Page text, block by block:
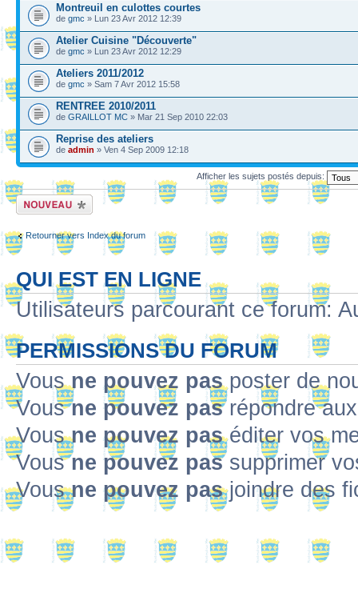
Montreuil en culottes courtes
de gmc » Lun 23 Avr 2012 12:39
Atelier Cuisine "Découverte"
de gmc » Lun 23 Avr 2012 12:29
Ateliers 2011/2012
de gmc » Sam 7 Avr 2012 15:58
RENTREE 2010/2011
de GRAILLOT MC » Mar 21 Sep 2010 22:03
Reprise des ateliers
de admin » Ven 4 Sep 2009 12:18
Afficher les sujets postés depuis:
Ecrire un nouveau
sujet
Retourner vers Index du forum
QUI EST EN LIGNE
Utilisateurs parcourant ce forum:
PERMISSIONS DU FORUM
Vousne pouvez pasposter de
Vousne pouvez pasrépondre
Vousne pouvez paséditer vos
Vousne pouvez passupprimer
Vousne pouvez pasjoindre des